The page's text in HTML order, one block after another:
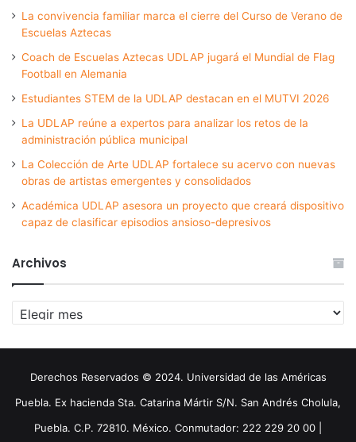
La convivencia familiar marca el cierre del Curso de Verano de
Escuelas Aztecas
Coach de Escuelas Aztecas UDLAP jugará el Mundial de Flag
Football en Alemania
Estudiantes STEM de la UDLAP destacan en el MUTVI 2026
La UDLAP reúne a expertos para analizar los retos de la
administración pública municipal
La Colección de Arte UDLAP fortalece su acervo con nuevas
obras de artistas emergentes y consolidados
Académica UDLAP asesora un proyecto que creará dispositivo
capaz de clasificar episodios ansioso-depresivos
Archivos
Archivos
Derechos Reservados © 2024. Universidad de las Américas
Puebla. Ex hacienda Sta. Catarina Mártir S/N. San Andrés Cholula,
Puebla. C.P. 72810. México. Conmutador: 222 229 20 00 |